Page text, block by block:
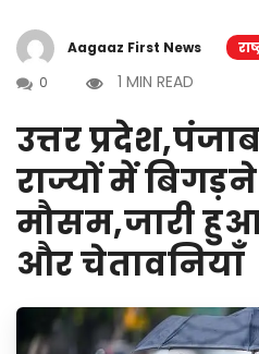
Aagaaz First News
0
1 MIN READ
उत्तर
राज्यों में
मौसम,जारी
और चेतावनियाँ